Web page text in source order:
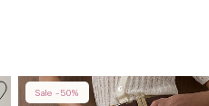
Sale -50%